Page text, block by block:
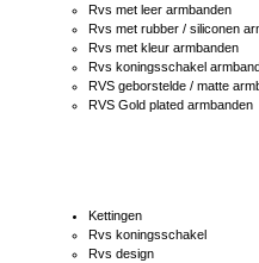
Rvs met leer armbanden
Rvs met rubber / siliconen
Rvs met kleur armbanden
Rvs koningsschakel
RVS geborstelde / matte
RVS Gold plated armbanden
Kettingen
Rvs koningsschakel
Rvs design